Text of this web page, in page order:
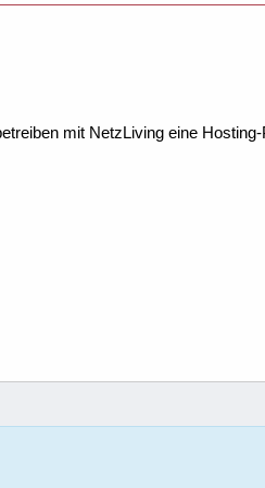
mit NetzLiving eine